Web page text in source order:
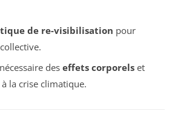
de re-visibilisation pour
des effets corporelset
la crise climatique.